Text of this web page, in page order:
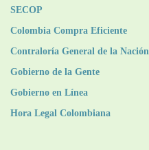
SECOP
Colombia Compra Eficiente
Contraloría General de la Nación
Gobierno de la Gente
Gobierno en Línea
Hora Legal Colombiana